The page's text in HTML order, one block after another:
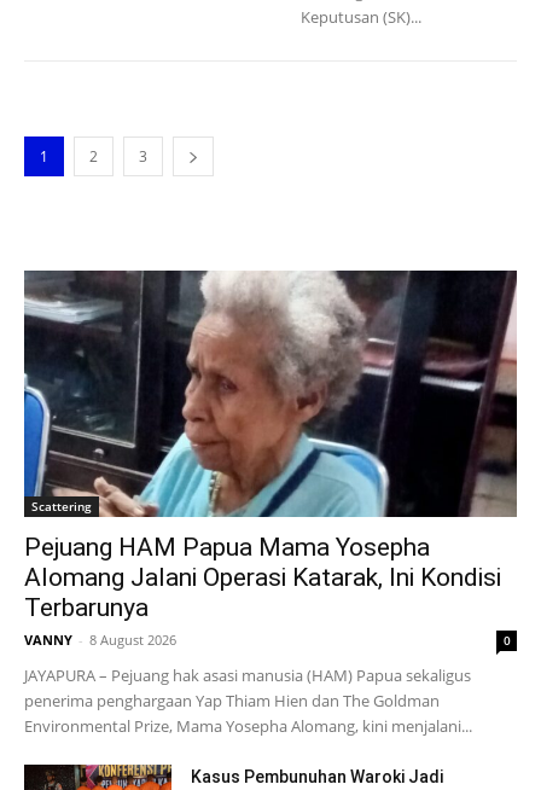
Keputusan (SK)...
1 2 3
Scattering
Pejuang HAM Papua Mama Yosepha
Alomang Jalani Operasi Katarak, Ini Kondisi
Terbarunya
VANNY - 8 August 2026 0
JAYAPURA – Pejuang hak asasi manusia (HAM) Papua sekaligus
penerima penghargaan Yap Thiam Hien dan The Goldman
Environmental Prize, Mama Yosepha Alomang, kini menjalani...
Kasus Pembunuhan Waroki Jadi